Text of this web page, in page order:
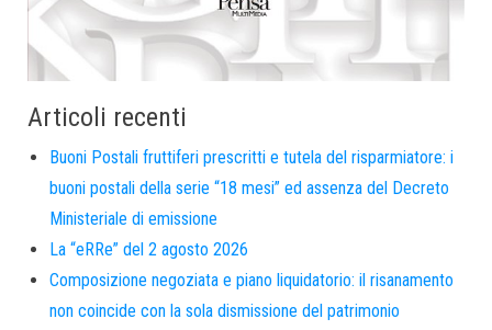
Articoli recenti
Buoni Postali fruttiferi prescritti e tutela del risparmiatore: i
buoni postali della serie “18 mesi” ed assenza del Decreto
Ministeriale di emissione
La “eRRe” del 2 agosto 2026
Composizione negoziata e piano liquidatorio: il risanamento
non coincide con la sola dismissione del patrimonio